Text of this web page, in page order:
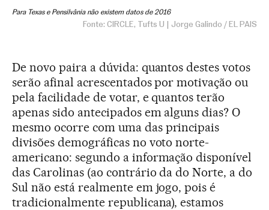
De novo paira a dúvida: quantos destes votos
serão afinal acrescentados por motivação ou
pela facilidade de votar, e quantos terão
apenas sido antecipados em alguns dias? O
mesmo ocorre com uma das principais
divisões demográficas no voto norte-
americano: segundo a informação disponível
das Carolinas (ao contrário da do Norte, a do
Sul não está realmente em jogo, pois é
tradicionalmente republicana), estamos